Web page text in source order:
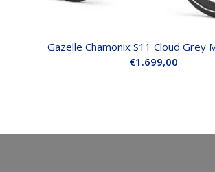
Gazelle Chamonix S11 Cloud Grey
€1.699,00